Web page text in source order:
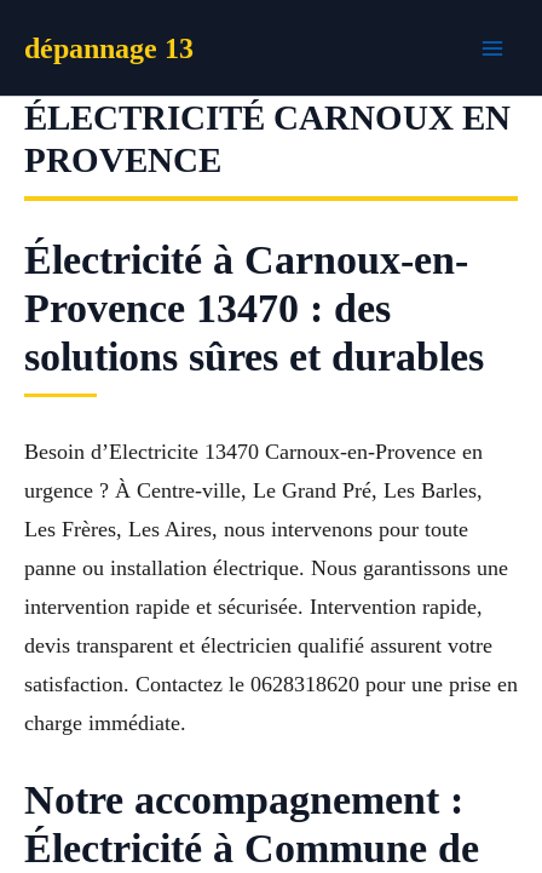
dépannage 13
ÉLECTRICITÉ CARNOUX EN
PROVENCE
Électricité à Carnoux-en-
Provence 13470 : des
solutions sûres et durables
Besoin d’Electricite 13470 Carnoux-en-Provence en
urgence ? À Centre-ville, Le Grand Pré, Les Barles,
Les Frères, Les Aires, nous intervenons pour toute
panne ou installation électrique. Nous garantissons une
intervention rapide et sécurisée. Intervention rapide,
devis transparent et électricien qualifié assurent votre
satisfaction. Contactez le 0628318620 pour une prise en
charge immédiate.
Notre accompagnement :
Électricité à Commune de